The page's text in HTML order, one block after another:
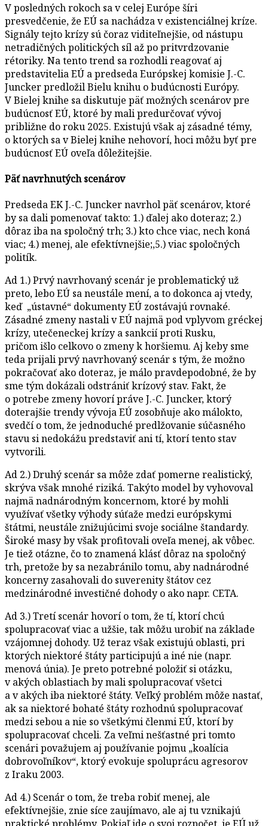
V posledných rokoch sa v celej Európe šíri
presvedčenie, že EÚ sa nachádza v existenciálnej kríze.
Signály tejto krízy sú čoraz viditeľnejšie, od nástupu
netradičných politických síl až po pritvrdzovanie
rétoriky. Na tento trend sa rozhodli reagovať aj
predstavitelia EÚ a predseda Európskej komisie J.-C.
Juncker predložil Bielu knihu o budúcnosti Európy.
V Bielej knihe sa diskutuje päť možných scenárov pre
budúcnosť EÚ, ktoré by mali predurčovať vývoj
približne do roku 2025. Existujú však aj zásadné témy,
o ktorých sa v Bielej knihe nehovorí, hoci môžu byť pre
budúcnosť EÚ oveľa dôležitejšie.
Päť navrhnutých scenárov
Predseda EK J.-C. Juncker navrhol päť scenárov, ktoré
by sa dali pomenovať takto: 1.) ďalej ako doteraz; 2.)
dôraz iba na spoločný trh; 3.) kto chce viac, nech koná
viac; 4.) menej, ale efektívnejšie;,5.) viac spoločných
politík.
Ad 1.) Prvý navrhovaný scenár je problematický už
preto, lebo EÚ sa neustále mení, a to dokonca aj vtedy,
keď „ústavné“ dokumenty EÚ zostávajú rovnaké.
Zásadné zmeny nastali v EÚ najmä pod vplyvom gréckej
krízy, utečeneckej krízy a sankcií proti Rusku,
pričom išlo celkovo o zmeny k horšiemu. Aj keby sme
teda prijali prvý navrhovaný scenár s tým, že možno
pokračovať ako doteraz, je málo pravdepodobné, že by
sme tým dokázali odstrániť krízový stav. Fakt, že
o potrebe zmeny hovorí práve J.-C. Juncker, ktorý
doterajšie trendy vývoja EÚ zosobňuje ako málokto,
svedčí o tom, že jednoduché predlžovanie súčasného
stavu si nedokážu predstaviť ani tí, ktorí tento stav
vytvorili.
Ad 2.) Druhý scenár sa môže zdať pomerne realistický,
skrýva však mnohé riziká. Takýto model by vyhovoval
najmä nadnárodným koncernom, ktoré by mohli
využívať všetky výhody súťaže medzi európskymi
štátmi, neustále znižujúcimi svoje sociálne štandardy.
Široké masy by však profitovali oveľa menej, ak vôbec.
Je tiež otázne, čo to znamená klásť dôraz na spoločný
trh, pretože by sa nezabránilo tomu, aby nadnárodné
koncerny zasahovali do suverenity štátov cez
medzinárodné investičné dohody o ako napr. CETA.
Ad 3.) Tretí scenár hovorí o tom, že tí, ktorí chcú
spolupracovať viac a užšie, tak môžu urobiť na základe
vzájomnej dohody. Už teraz však existujú oblasti, pri
ktorých niektoré štáty participujú a iné nie (napr.
menová únia). Je preto potrebné položiť si otázku,
v akých oblastiach by mali spolupracovať všetci
a v akých iba niektoré štáty. Veľký problém môže nastať,
ak sa niektoré bohaté štáty rozhodnú spolupracovať
medzi sebou a nie so všetkými členmi EÚ, ktorí by
spolupracovať chceli. Za veľmi nešťastné pri tomto
scenári považujem aj používanie pojmu „koalícia
dobrovoľníkov“, ktorý evokuje spoluprácu agresorov
z Iraku 2003.
Ad 4.) Scenár o tom, že treba robiť menej, ale
efektívnejšie, znie síce zaujímavo, ale aj tu vznikajú